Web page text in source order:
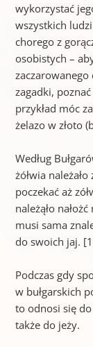
wykorzystać
wszystkich
chorego z
osobistych –
zagadki,
przykład móc
żelazo w złoto
Według
żółwia
poczekać aż
należąło
musi sama
do swoich jaj.
Podczas gdy
w bułgarskich
to odnosi się
także do jeży.